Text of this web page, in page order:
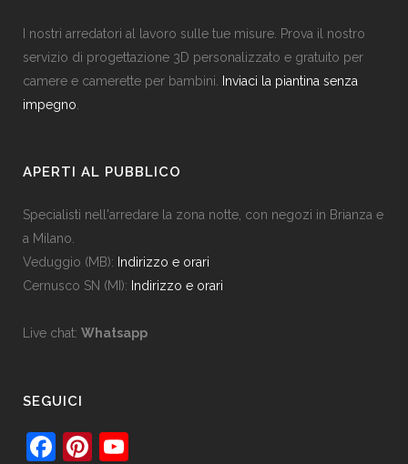
I nostri arredatori al lavoro sulle tue misure. Prova il nostro
servizio di progettazione 3D personalizzato e gratuito per
camere e camerette per bambini.
Inviaci la piantina senza
impegno
APERTI AL PUBBLICO
Specialisti nell'arredare la zona notte, con negozi in Brianza e
a Milano.
Veduggio (MB): Indirizzo e orari
Cernusco SN (MI): Indirizzo e orari
Live chat: Whatsapp
SEGUICI
F
Pi